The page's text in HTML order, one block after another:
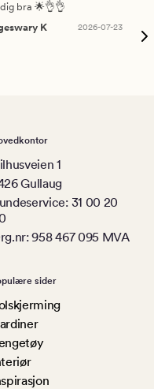
bra 🌟👌👌
K
2026-07-23
1
Gullaug
31 00 20
958 467 095 MVA
sider